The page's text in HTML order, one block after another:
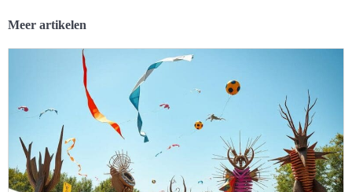
Meer artikelen